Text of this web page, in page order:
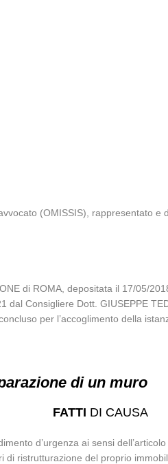
(OMISSIS), rappresentato e
di ROMA, depositata il 17/05/
Consigliere Dott. GIUSEPPE
per l’accoglimento della
di un muro
FATTI DI CAUSA
d’urgenza ai sensi
ristrutturazione del proprio